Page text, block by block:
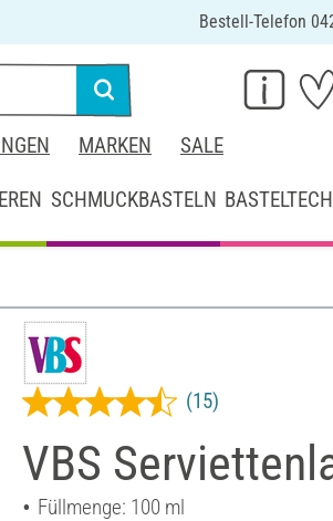
Bestell-Telefon
MARKEN SALE
SCHMUCKBASTELN
VBS
(15)
Füllmenge: 100 ml